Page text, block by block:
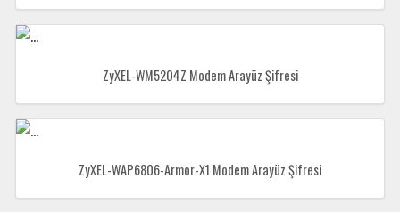
ZyXEL-WM5204Z Modem Arayüz Şifresi
ZyXEL-WAP6806-Armor-X1 Modem Arayüz Şifresi